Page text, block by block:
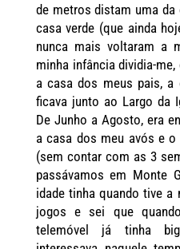
de metros distam uma
casa verde (que ainda
nunca mais voltaram a
minha infância dividia-
a casa dos meus pais,
ficava junto ao Largo da
De Junho a Agosto, era
a casa dos meu avós e
(sem contar com as 3
passávamos em Monte
idade tinha quando tive
jogos e sei que
telemóvel já tinha